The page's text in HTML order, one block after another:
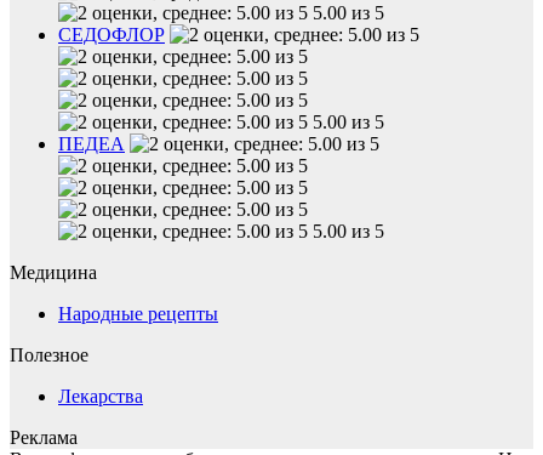
5.00 из 5
СЕДОФЛОР
5.00 из 5
ПЕДЕА
5.00 из 5
Медицина
Народные рецепты
Полезное
Лекарства
Реклама